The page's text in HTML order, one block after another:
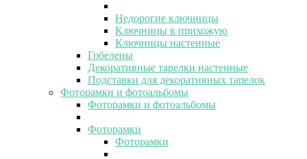
Недорогие ключницы
Ключницы в прихожую
Ключницы настенные
Гобелены
Декоративные тарелки настенные
Подставки для декоративных тарелок
Фоторамки и фотоальбомы
Фоторамки и фотоальбомы
Фоторамки
Фоторамки